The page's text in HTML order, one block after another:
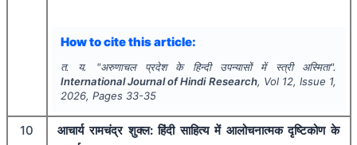
How to cite this article:
त. य. "अरुणाचल प्रदेश के हिन्दी उपन्यासों में स्त्री अस्मिता".
International Journal of Hindi Research, Vol 12, Issue 1,
2026, Pages 33-35
10
आचार्य रामचंद्र शुक्ल: हिंदी साहित्य में आलोचनात्मक दृष्टिकोण के